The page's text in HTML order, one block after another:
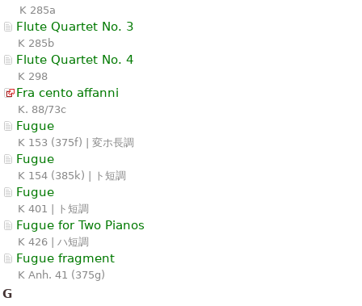
K 285a
Flute Quartet No. 3
K 285b
Flute Quartet No. 4
K 298
Fra cento affanni
K. 88/73c
Fugue
K 153 (375f) | 変ホ長調
Fugue
K 154 (385k) | ト短調
Fugue
K 401 | ト短調
Fugue for Two Pianos
K 426 | ハ短調
Fugue fragment
K Anh. 41 (375g)
G